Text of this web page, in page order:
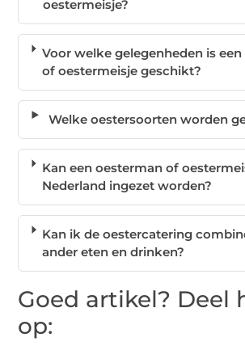
oestermeisje?
Voor welke gelegenheden is
of oestermeisje geschikt?
Welke oestersoorten worden
Kan een oesterman of
Nederland ingezet worden?
Kan ik de oestercatering
ander eten en drinken?
Goed artikel? Deel
op: